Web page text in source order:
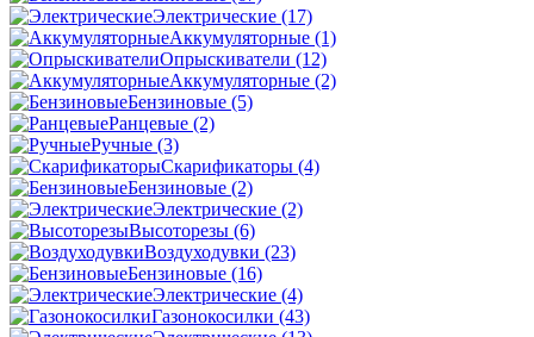
Электрические (17)
Аккумуляторные (1)
Опрыскиватели (12)
Аккумуляторные (2)
Бензиновые (5)
Ранцевые (2)
Ручные (3)
Скарификаторы (4)
Бензиновые (2)
Электрические (2)
Высоторезы (6)
Воздуходувки (23)
Бензиновые (16)
Электрические (4)
Газонокосилки (43)